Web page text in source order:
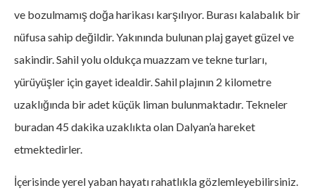
ve bozulmamış doğa harikası karşılıyor. Burası kalabalık bir
nüfusa sahip değildir. Yakınında bulunan plaj gayet güzel ve
sakindir. Sahil yolu oldukça muazzam ve tekne turları,
yürüyüşler için gayet idealdir. Sahil plajının 2 kilometre
uzaklığında bir adet küçük liman bulunmaktadır. Tekneler
buradan 45 dakika uzaklıkta olan Dalyan’a hareket
etmektedirler.
İçerisinde yerel yaban hayatı rahatlıkla gözlemleyebilirsiniz.